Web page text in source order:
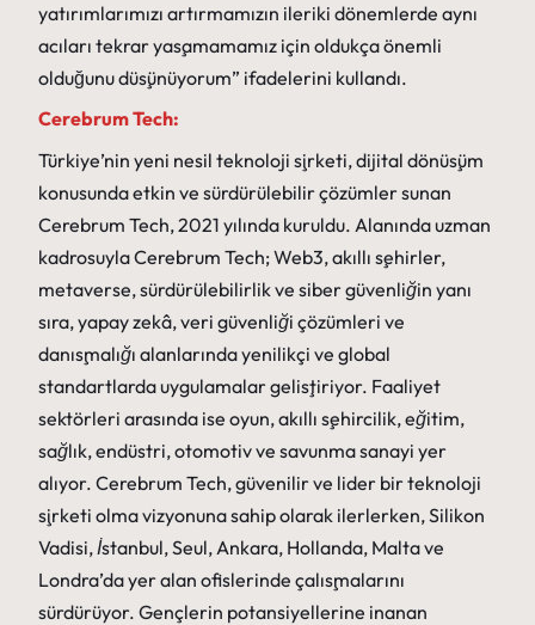
yatırımlarımızı artırmamızın ileriki dönemlerde aynı
acıları tekrar yaşamamamız için oldukça önemli
olduğunu düşünüyorum” ifadelerini kullandı.
Cerebrum Tech:
Türkiye’nin yeni nesil teknoloji şirketi, dijital dönüşüm
konusunda etkin ve sürdürülebilir çözümler sunan
Cerebrum Tech, 2021 yılında kuruldu. Alanında uzman
kadrosuyla Cerebrum Tech; Web3, akıllı şehirler,
metaverse, sürdürülebilirlik ve siber güvenliğin yanı
sıra, yapay zekâ, veri güvenliği çözümleri ve
danışmalığı alanlarında yenilikçi ve global
standartlarda uygulamalar geliştiriyor. Faaliyet
sektörleri arasında ise oyun, akıllı şehircilik, eğitim,
sağlık, endüstri, otomotiv ve savunma sanayi yer
alıyor. Cerebrum Tech, güvenilir ve lider bir teknoloji
şirketi olma vizyonuna sahip olarak ilerlerken, Silikon
Vadisi, İstanbul, Seul, Ankara, Hollanda, Malta ve
Londra’da yer alan ofislerinde çalışmalarını
sürdürüyor. Gençlerin potansiyellerine inanan